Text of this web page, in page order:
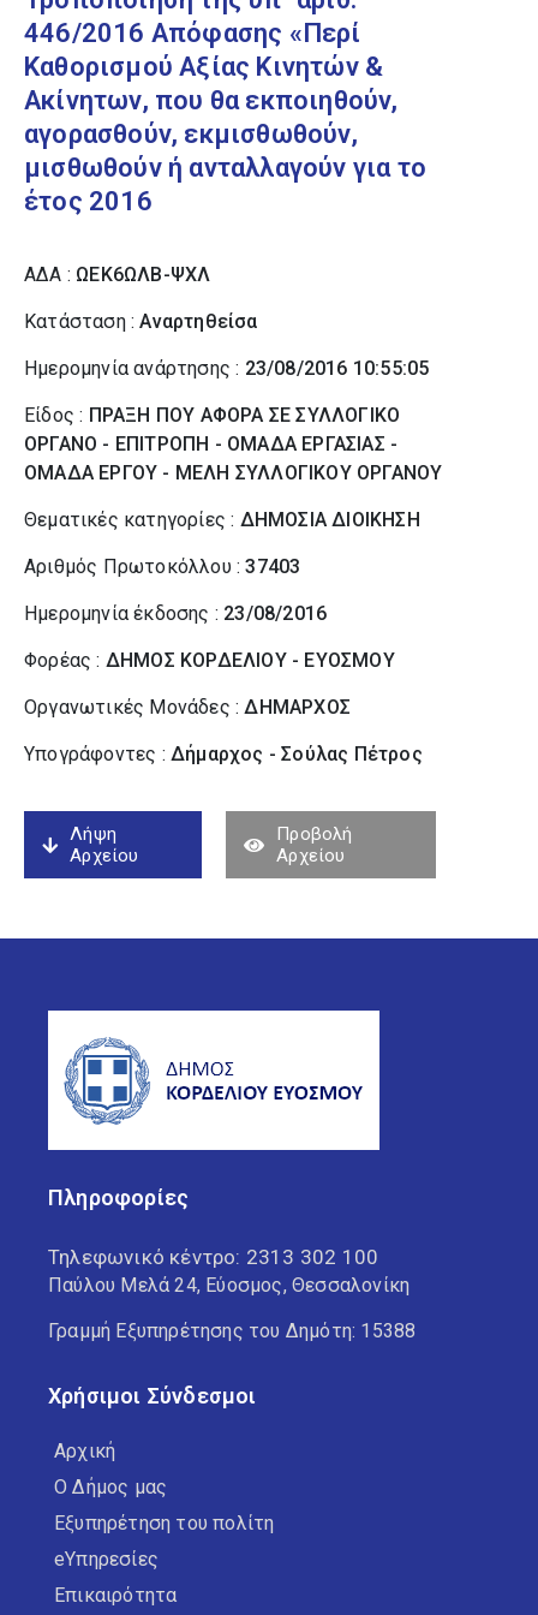
446/2016 Απόφασης «Περί
Καθορισμού Αξίας Κινητών &
Ακίνητων, που θα εκποιηθούν,
αγορασθούν, εκμισθωθούν,
μισθωθούν ή ανταλλαγούν για το
έτος 2016
ΑΔΑ : ΩΕΚ6ΩΛΒ-ΨΧΛ
Κατάσταση :Αναρτηθείσα
Ημερομηνία ανάρτησης : 23/08/2016 10:55:05
Είδος : ΠΡΑΞΗ ΠΟΥ ΑΦΟΡΑ ΣΕ ΣΥΛΛΟΓΙΚΟ
ΟΡΓΑΝΟ - ΕΠΙΤΡΟΠΗ - ΟΜΑΔΑ ΕΡΓΑΣΙΑΣ -
ΟΜΑΔΑ ΕΡΓΟΥ - ΜΕΛΗ ΣΥΛΛΟΓΙΚΟΥ ΟΡΓΑΝΟΥ
Θεματικές κατηγορίες : ΔΗΜΟΣΙΑ ΔΙΟΙΚΗΣΗ
Αριθμός Πρωτοκόλλου :37403
Ημερομηνία έκδοσης : 23/08/2016
Φορέας : ΔΗΜΟΣ ΚΟΡΔΕΛΙΟΥ - ΕΥΟΣΜΟΥ
Οργανωτικές Μονάδες :ΔΗΜΑΡΧΟΣ
Υπογράφοντες : Δήμαρχος - Σούλας Πέτρος
Λήψη
Αρχείου
Προβολή
Αρχείου
Πληροφορίες
Τηλεφωνικό κέντρο: 2313 302 100
Παύλου Μελά 24, Εύοσμος, Θεσσαλονίκη
Γραμμή Εξυπηρέτησης του Δημότη: 15388
Χρήσιμοι Σύνδεσμοι
Αρχική
Ο Δήμος μας
Εξυπηρέτηση του πολίτη
eΥπηρεσίες
Επικαιρότητα